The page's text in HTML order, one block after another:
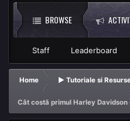
BROWSE
Staff Leaderboard
Home ► Tutoriale si
Cât costă primul Harley